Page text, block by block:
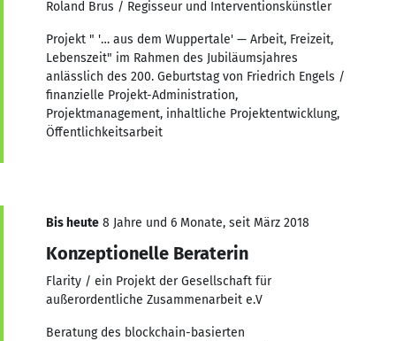
Roland Brus / Regisseur und Interventionskünstler
Projekt " '… aus dem Wuppertale' — Arbeit, Freizeit,
Lebenszeit" im Rahmen des Jubiläumsjahres
anlässlich des 200. Geburtstag von Friedrich Engels /
finanzielle Projekt-Administration,
Projektmanagement, inhaltliche Projektentwicklung,
Öffentlichkeitsarbeit
Bis heute 8 Jahre und 6 Monate, seit März 2018
Konzeptionelle Beraterin
Flarity / ein Projekt der Gesellschaft für
außerordentliche Zusammenarbeit e.V
Beratung des blockchain-basierten